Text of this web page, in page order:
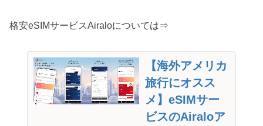
格安eSIMサービスAiraloについては⇒
【海外アメリカ
旅行にオスス
メ】eSIMサー
ビスのAiraloア